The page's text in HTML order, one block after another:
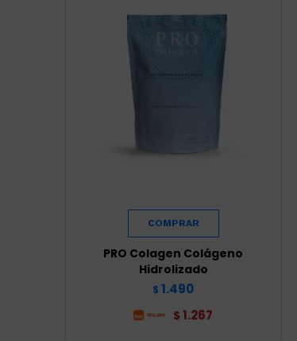
PRO Colagen Colágeno
Hidrolizado
$ 1.490
$ 1.267